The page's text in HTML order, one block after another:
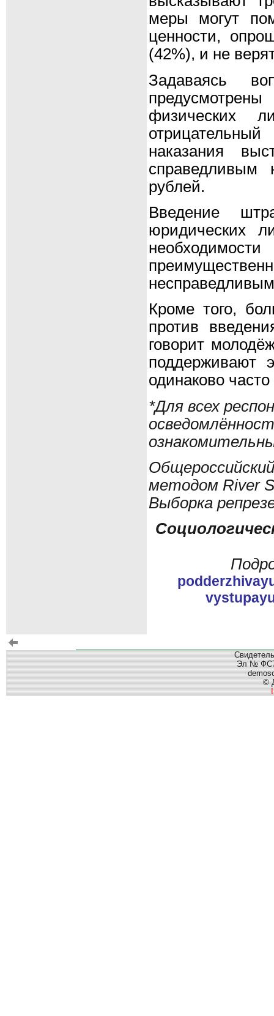
меры могут
ценности,
(42%), и не
Задаваясь
физических
наказания
рублей.
Введение
юридических
Кроме того,
против
говорит
поддерживают
одинаково
*Для всех
методом River
Выборка
Эл №
©